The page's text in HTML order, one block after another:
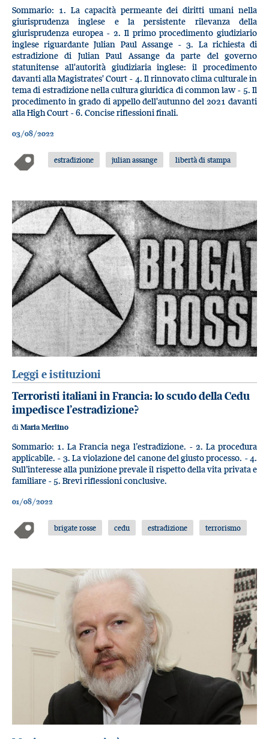
Sommario: 1. La capacità permeante dei diritti umani nella
giurisprudenza inglese e la persistente rilevanza della
giurisprudenza europea - 2. Il primo procedimento giudiziario
inglese riguardante Julian Paul Assange - 3. La richiesta di
estradizione di Julian Paul Assange da parte del governo
statunitense all'autorità giudiziaria inglese: il procedimento
davanti alla Magistrates' Court - 4. Il rinnovato clima culturale in
tema di estradizione nella cultura giuridica di common law - 5. Il
procedimento in grado di appello dell'autunno del 2021 davanti
alla High Court - 6. Concise riflessioni finali.
03/08/2022
estradizione julian assange libertà di stampa
Leggi e istituzioni
Terroristi italiani in Francia: lo scudo della Cedu
impedisce l’estradizione?
di Maria Merlino
Sommario: 1. La Francia nega l’estradizione. - 2. La procedura
applicabile. - 3. La violazione del canone del giusto processo. - 4.
Sull’interesse alla punizione prevale il rispetto della vita privata e
familiare - 5. Brevi riflessioni conclusive.
01/08/2022
brigate rosse cedu estradizione terrorismo